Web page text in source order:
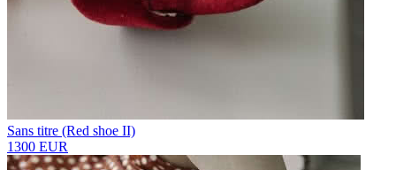
Sans titre (Red shoe II)
1300 EUR